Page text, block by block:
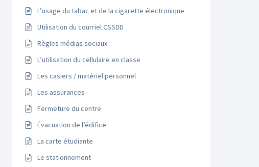
L’usage du tabac et de la cigarette électronique
Utilisation du courriel CSSDD
Règles médias sociaux
L’utilisation du cellulaire en classe
Les casiers / matériel personnel
Les assurances
Fermeture du centre
Évacuation de l’édifice
La carte étudiante
Le stationnement